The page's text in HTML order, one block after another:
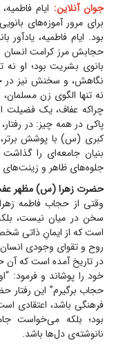
جوان آنلاین: ایام
برای مرور آموزه‌های
بود. ایام فاطمیه،
حجابش مرز کرامت انسان
بانوی بشریت بود؛ او
نگاهش، و سخنش نیز
نه تنها الگوی زن
چراکه عفاف، یک فضیلت
پاکی در همه چیز: در
کبری (س) با پوشش برتر،
بنیان جامعه‌ای را
جلوه‌های ظاهر و زینت‌های
حضرت زهرا (س) مظهر
وقتی از حجاب فاطمه
سخن در میان نیست،
است که از ایمانِ ذاتی
روح و تقوای وجودی
در تاریخ آمده است که آن
خود را پوشاند و فرمود:
حجاب برگیرم” این
فرهنگی باشد، اعتقادی
بود؛ بلکه می‌خواست
نانوشته‌ی دل‌ها باشد.